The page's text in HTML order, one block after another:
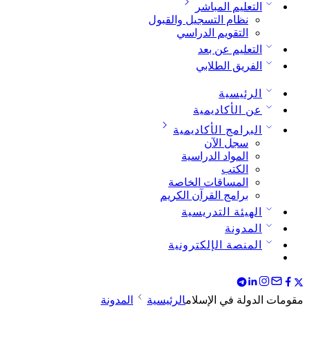
التعليم المباشر
نظام التسجيل والقبول
التقويم الدراسي
التعليم عن بعد
الفريق الطلابي
الرئيسية
عن الأكاديمية
البرامج الأكاديمية
سجل الآن
المواد الدراسية
الكتب
المساقات الخاصة
برامج القرآن الكريم
الهيئة التدريسية
المدونة
المنصة الإلكترونية
مقومات الدولة في الإسلامالرئيسية المدونة